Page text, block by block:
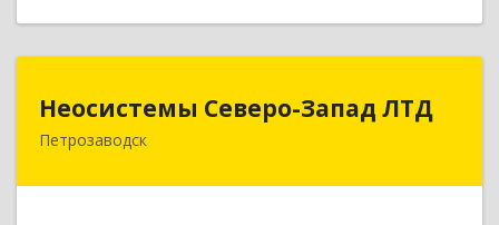
Неосистемы Северо-Запад ЛТД
Петрозаводск185001, Карелия Респ, Петрозаводск г,